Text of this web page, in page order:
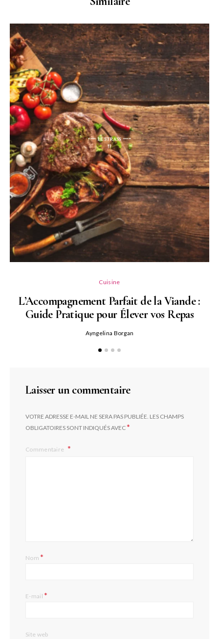
Cuisine
L’Accompagnement Parfait de la Viande :
Guide Pratique pour Élever vos Repas
Ayngelina Borgan
Laisser un commentaire
VOTRE ADRESSE E-MAIL NE SERA PAS PUBLIÉE. LES CHAMPS
OBLIGATOIRES SONT INDIQUÉS AVEC*
Commentaire
Nom*
E-mail*
Site web